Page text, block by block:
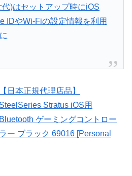
)はセットアップ時にiOS
IDやWi-Fiの設定情報を利用
【日本正規代理店品】
SteelSeries Stratus iOS用
Bluetooth ゲーミングコントロー
ラー ブラック 69016 [Personal